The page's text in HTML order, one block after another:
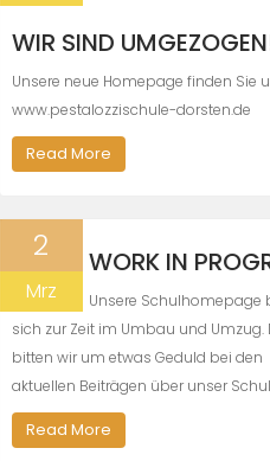
WIR SIND
Unsere neue Homepage finden Sie
www.pestalozzischule-dorsten.de
Read More
2
Mrz
WORK IN
Unsere Schulhomepage
sich zur Zeit im Umbau und Umzug.
bitten wir um etwas Geduld bei den
aktuellen Beiträgen über unser
Read More